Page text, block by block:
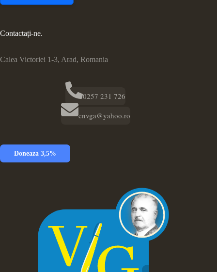
Contactați-ne.
Calea Victoriei 1-3, Arad, Romania
0257 231 726
cnvga@yahoo.ro
Doneaza 3,5%